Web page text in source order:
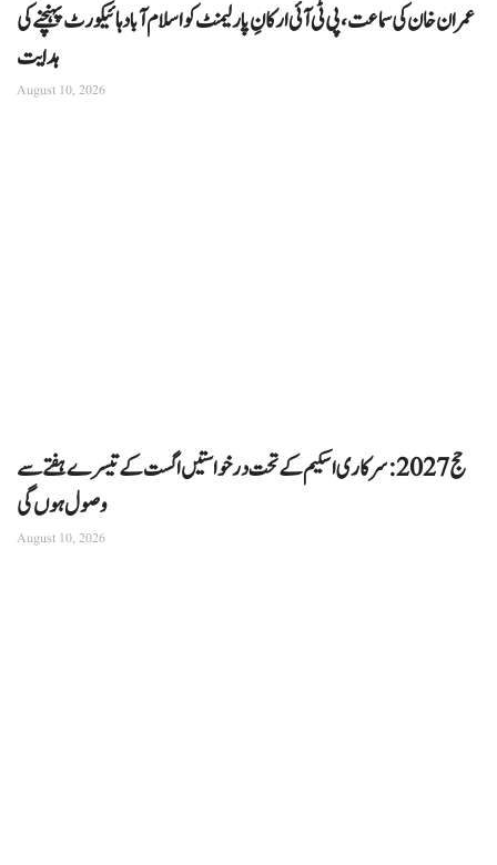
عمران خان کی سماعت، پی ٹی آئی ارکانِ پارلیمنٹ کو اسلام آباد ہائیکورٹ پہنچنے کی
ہدایت
August 10, 2026
حج 2027: سرکاری اسکیم کے تحت درخواستیں اگست کے تیسرے ہفتے سے
وصول ہوں گی
August 10, 2026